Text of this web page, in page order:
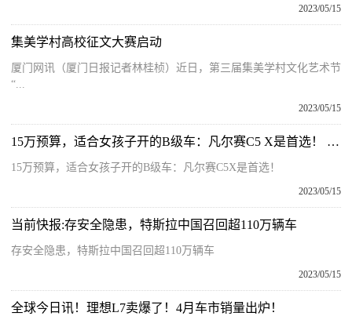
2023/05/15
集美学村高校征文大赛启动
厦门网讯（厦门日报记者林桂桢）近日，第三届集美学村文化艺术节
“...
2023/05/15
15万预算，适合女孩子开的B级车：凡尔赛C5 X是首选！ 环球简讯
15万预算，适合女孩子开的B级车：凡尔赛C5X是首选！
2023/05/15
当前快报:存安全隐患，特斯拉中国召回超110万辆车
存安全隐患，特斯拉中国召回超110万辆车
2023/05/15
全球今日讯！理想L7卖爆了！4月车市销量出炉！